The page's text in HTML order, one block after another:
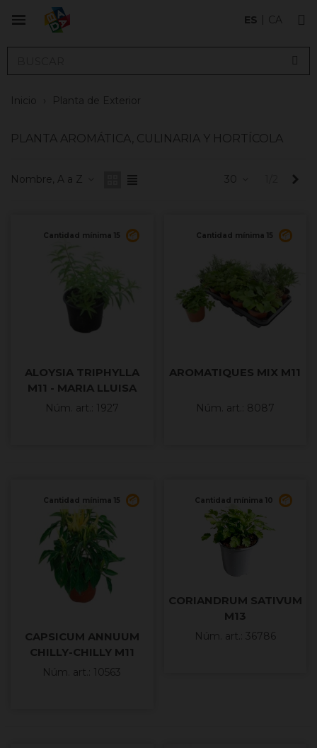
ES CA
Inicio Planta de Exterior
PLANTA AROMÁTICA, CULINARIA Y HORTÍCOLA
Nombre, A a Z 30
Cantidad mínima 15
ALOYSIA TRIPHYLLA
M11 - MARIA LLUISA
Núm. art.: 1927
Cantidad mínima 15
AROMATIQUES MIX M11
Núm. art.: 8087
Cantidad mínima 15
CAPSICUM ANNUUM
CHILLY-CHILLY M11
Núm. art.: 10563
Cantidad mínima 10
CORIANDRUM SATIVUM
M13
Núm. art.: 36786